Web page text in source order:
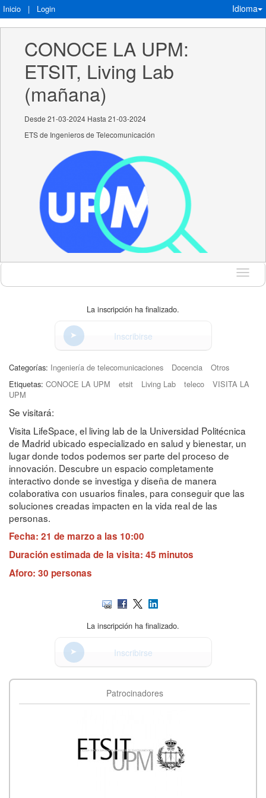
Inicio | Login Idioma
CONOCE LA UPM:
ETSIT, Living Lab
(mañana)
Desde 21-03-2024 Hasta 21-03-2024
ETS de Ingenieros de Telecomunicación
Idioma
La inscripción ha finalizado.
Inscribirse
Categorías: Ingeniería de telecomunicaciones Docencia
Otros
Etiquetas: CONOCE LA UPM etsit Living Lab teleco
VISITA LA
UPM
Se visitará:
Visita LifeSpace, el living lab de la Universidad Politécnica
de Madrid ubicado especializado en salud y bienestar, un
lugar donde todos podemos ser parte del proceso de
innovación. Descubre un espacio completamente
interactivo donde se investiga y diseña de manera
colaborativa con usuarios finales, para conseguir que las
soluciones creadas impacten en la vida real de las
personas.
Fecha: 21 de marzo a las 10:00
Duración estimada de la visita: 45 minutos
Aforo: 30 personas
La inscripción ha finalizado.
Inscribirse
Patrocinadores